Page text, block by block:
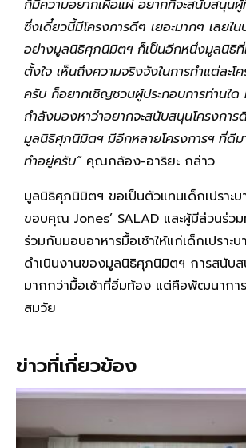
ก็มีความอยากเผื่อแผ่ อยากที่จะสนับสนุน
ซึ่งเดี๋ยวนี้มีโครงการดีๆ เยอะมากๆ เลยในป
อย่างมูลนิธิศุภนิมิตฯ ก็เป็นอีกหนึ่งมูลนิธิที่
ตั้งใจ เห็นถึงความจริงจังในการทำแต่ละโ
ครับ ก็อยากเชิญชวนผู้ประกอบการท่านใด
กำลังมองหาว่าอยากจะสนับสนุนโครงกา
มูลนิธิศุภนิมิตฯ มีอีกหลายโครงการฯ ที่ดีม
ทำอยู่ครับ”คุณกล้อง-อาริยะ กล่าว
มูลนิธิศุภนิมิตฯ ขอเป็นตัวแทนเด็กเปราะบ
ขอบคุณ Jones’ SALAD และผู้มีส่วนร่ว
ร่วมกันมอบอาหารมื้อเช้าให้แก่เด็กเปราะ
ดำเนินงานของมูลนิธิศุภนิมิตฯ การสนับส
มากกว่ามื้อเช้าที่อิ่มท้อง แต่คือพัฒนากา
สมวัย
ข่าวที่เกี่ยวข้อง